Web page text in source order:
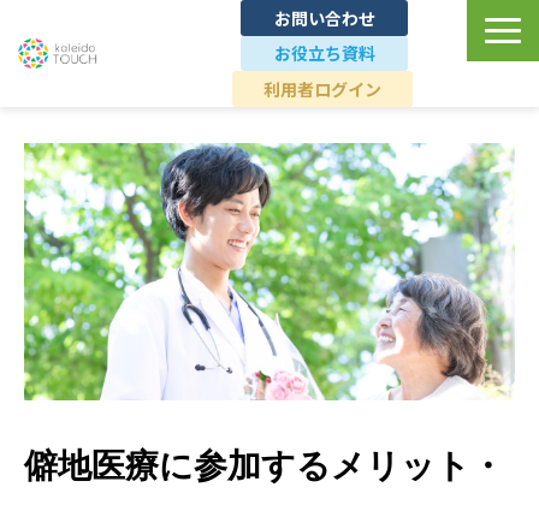
お問い合わせ
お役立ち資料
利用者ログイン
TOP
ユースケース
導入事例
料金プラン
僻地医療に参加するメリット・